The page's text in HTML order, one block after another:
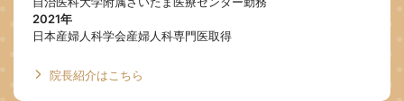
2021年
日本産婦人科学会産婦人科専門医取得
院長紹介はこちら